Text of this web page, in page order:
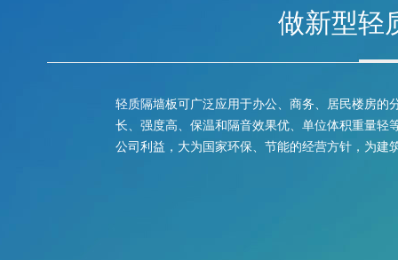
做新型轻
轻质隔墙板可广泛应用于办公、商务、居民楼房的
长、强度高、保温和隔音效果优、单位体积重量轻
公司利益，大为国家环保、节能的经营方针，为建